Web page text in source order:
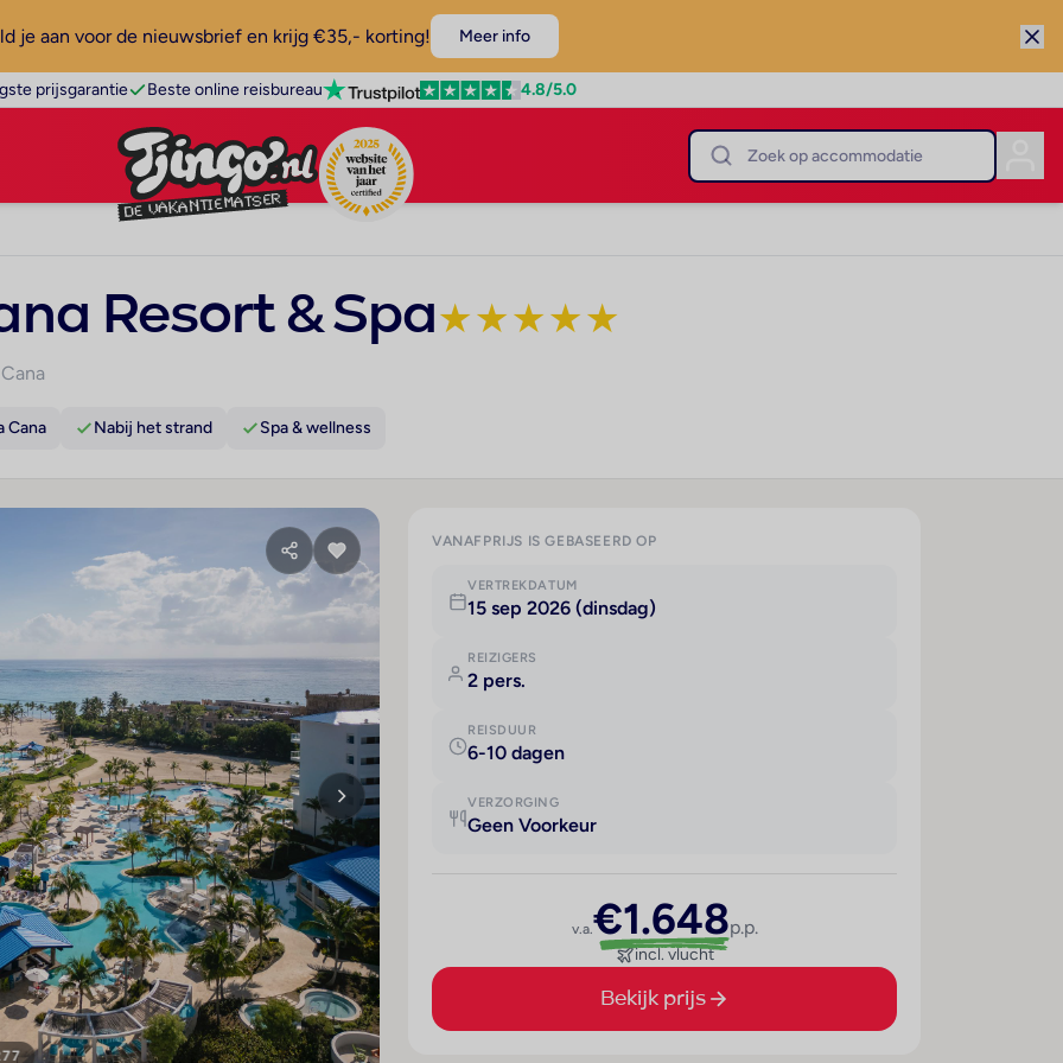
je aan voor de nieuwsbrief en krijg €35,- korting! Meer info
prijsgarantie Beste online reisbureau 4.8/5.0
Resort & Spa★★★★★
Cana Nabij het strand Spa & wellness
VANAFPRIJS IS GEBASEERD OP
VERTREKDATUM
15 sep 2026 (dinsdag)
REIZIGERS
2 pers.
REISDUUR
6-10 dagen
VERZORGING
Geen Voorkeur
v.a.€1.648p.p.
incl. vlucht
Bekijk prijs